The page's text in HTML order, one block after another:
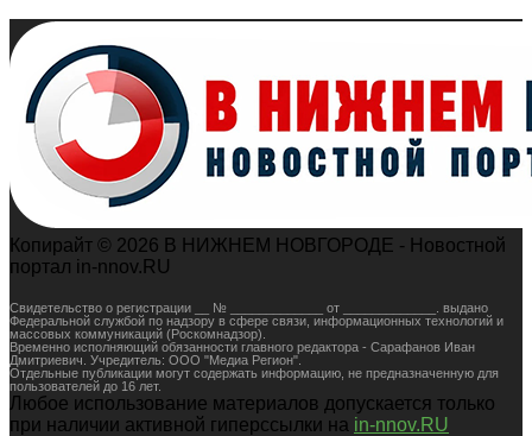
Копирайт © 2026 В НИЖНЕМ НОВГОРОДЕ - Новостной
портал in-nnov.RU
Свидетельство о регистрации __ № _____________ от _____________. выдано
Федеральной службой по надзору в сфере связи, информационных технологий и
массовых коммуникаций (Роскомнадзор).
Временно исполняющий обязанности главного редактора - Сарафанов Иван
Дмитриевич. Учредитель: ООО "Медиа Регион".
Отдельные публикации могут содержать информацию, не предназначенную для
пользователей до 16 лет.
Любое использование материалов допускается только
при наличии активной гиперссылки на in-nnov.RU